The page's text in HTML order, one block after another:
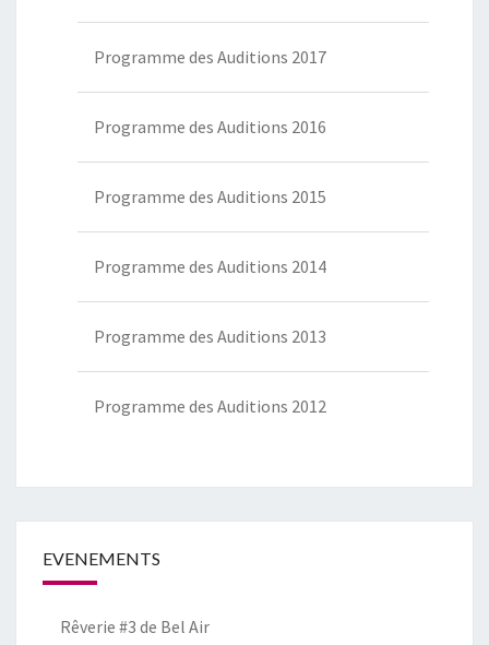
Programme des Auditions 2017
Programme des Auditions 2016
Programme des Auditions 2015
Programme des Auditions 2014
Programme des Auditions 2013
Programme des Auditions 2012
EVENEMENTS
Rêverie #3 de Bel Air